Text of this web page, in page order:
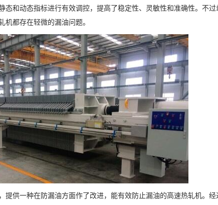
和动态指标进行有效调控，提高了稳定性、灵敏性和准确性。不过
都存在轻微的漏油问题。
供一种在防漏油方面作了改进，能有效防止漏油的高速热轧机。经